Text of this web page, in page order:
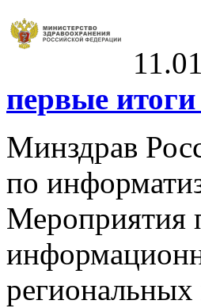
первые
Минздрав
по
Мероприятия